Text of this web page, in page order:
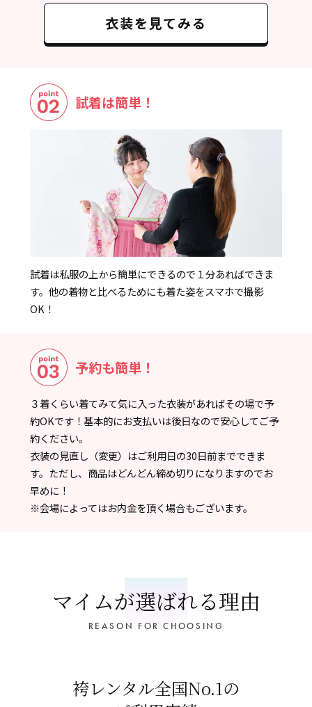
衣装を見てみる
試着は簡単！
試着は私服の上から簡単にできるので１分あればできま
す。他の着物と比べるためにも着た姿をスマホで撮影
OK！
予約も簡単！
３着くらい着てみて気に入った衣装があればその場で予
約OKです！基本的にお支払いは後日なので安心してご予
約ください。
衣装の見直し（変更）はご利用日の30日前までできま
す。ただし、商品はどんどん締め切りになりますのでお
早めに！
※会場によってはお内金を頂く場合もございます。
マイムが選ばれる理由
REASON FOR CHOOSING
袴レンタル全国No.1の